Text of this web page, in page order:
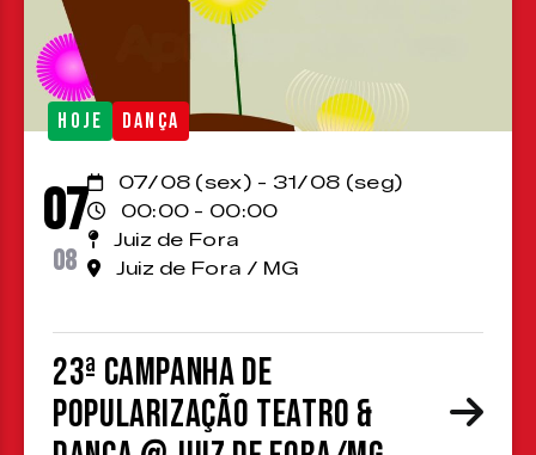
HOJE DANÇA
07
08
07/08 (sex) - 31/08 (seg)
00:00 - 00:00
Juiz de Fora
Juiz de Fora / MG
23ª Campanha de
Popularização Teatro &